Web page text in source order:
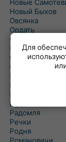
Новые
Новый Быхов
Овсянка
Ордать
Ореховка
Осиновка
Осиповичи
Осово
Павловичи
Паршино
Петуховка
Пудовня
Радомля
Речки
Родня
Для